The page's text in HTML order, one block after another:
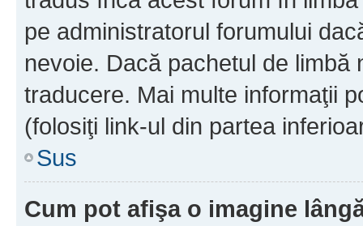
pe administratorul forumului
nevoie. Dacă pachetul de
traducere. Mai multe informaţii
(folosiţi link-ul din partea
Sus
Cum pot afişa o imagine